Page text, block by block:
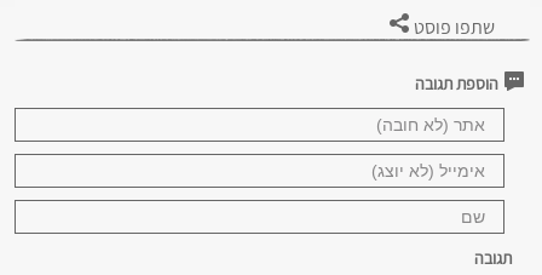
שתפו פוסט
הוספת תגובה
תגובה